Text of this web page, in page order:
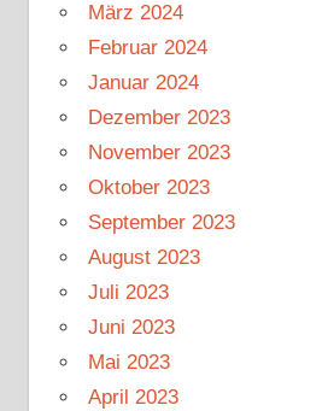
März 2024
Februar 2024
Januar 2024
Dezember 2023
November 2023
Oktober 2023
September 2023
August 2023
Juli 2023
Juni 2023
Mai 2023
April 2023